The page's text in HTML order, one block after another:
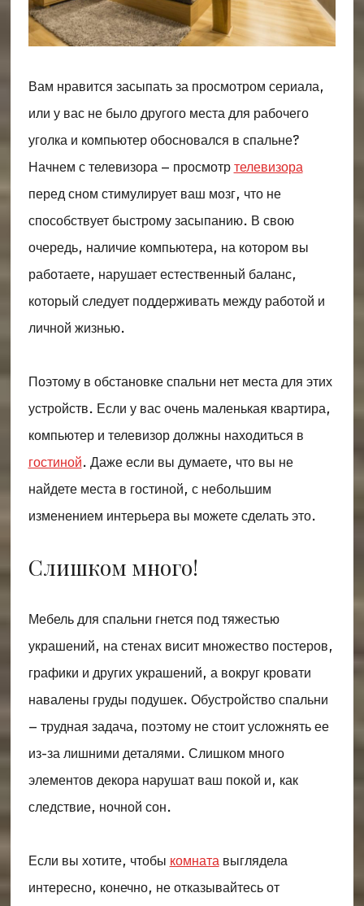
Вам нравится засыпать за просмотром сериала,
или у вас не было другого места для рабочего
уголка и компьютер обосновался в спальне?
Начнем с телевизора – просмотртелевизора
перед сном стимулирует ваш мозг, что не
способствует быстрому засыпанию. В свою
очередь, наличие компьютера, на котором вы
работаете, нарушает естественный баланс,
который следует поддерживать между работой и
личной жизнью.
Поэтому в обстановке спальни нет места для этих
устройств. Если у вас очень маленькая квартира,
компьютер и телевизор должны находиться в
гостиной. Даже если вы думаете, что вы не
найдете места в гостиной, с небольшим
изменением интерьера вы можете сделать это.
Слишком много!
Мебель для спальни гнется под тяжестью
украшений, на стенах висит множество постеров,
графики и других украшений, а вокруг кровати
навалены груды подушек. Обустройство спальни
– трудная задача, поэтому не стоит усложнять ее
из-за лишними деталями. Слишком много
элементов декора нарушат ваш покой и, как
следствие, ночной сон.
Если вы хотите, чтобы комнатавыглядела
интересно, конечно, не отказывайтесь от